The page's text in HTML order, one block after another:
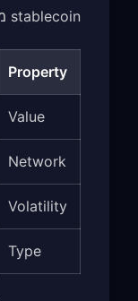
stablecoin מבוזר.
Property
Value
Network
Volatility
Type